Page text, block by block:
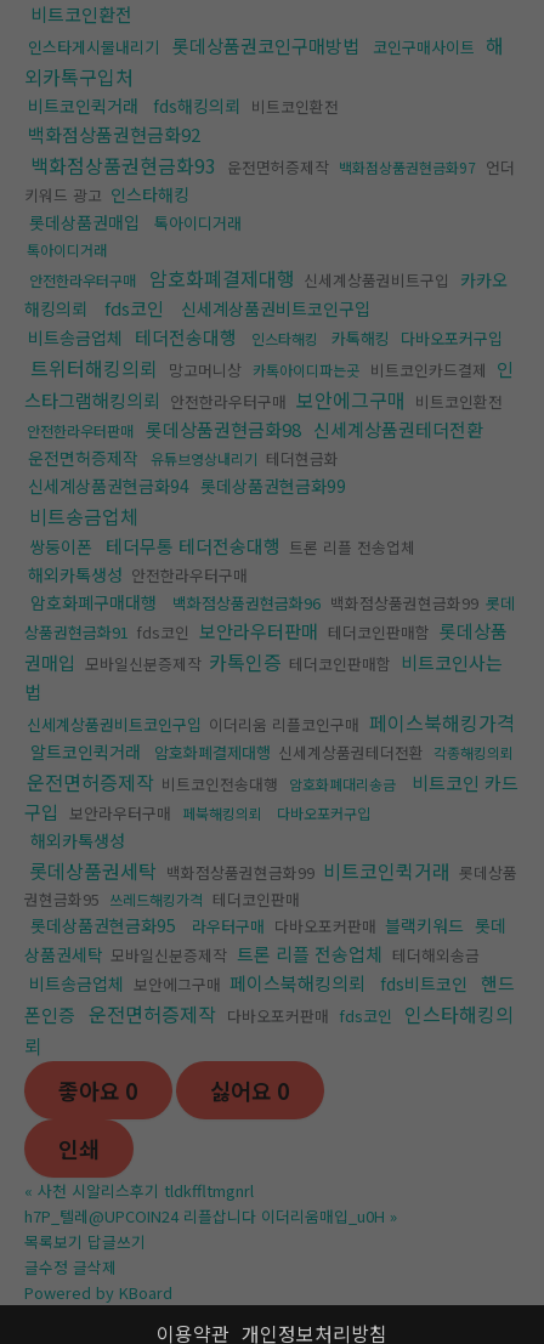
비트코인환전
인스타게시물내리기 롯데상품권코인구매방법 코인구매사이트 해
외카톡구입처
비트코인퀵거래 fds해킹의뢰 비트코인환전
백화점상품권현금화92
백화점상품권현금화93 운전면허증제작 백화점상품권현금화97 언더
키워드 광고 인스타해킹
롯데상품권매입
톡아이디거래
톡아이디거래
안전한라우터구매
암호화폐결제대행 신세계상품권비트구입
카카오
해킹의뢰
fds코인
신세계상품권비트코인구입
비트송금업체
테더전송대행 인스타해킹 카톡해킹 다바오포커구입
트위터해킹의뢰 망고머니상 카톡아이디파는곳 비트코인카드결제 인
스타그램해킹의뢰 안전한라우터구매 보안에그구매 비트코인환전
안전한라우터판매 롯데상품권현금화98 신세계상품권테더전환
운전면허증제작 유튜브영상내리기 테더현금화
신세계상품권현금화94 롯데상품권현금화99
비트송금업체
쌍둥이폰 테더무통 테더전송대행 트론 리플 전송업체
해외카톡생성 안전한라우터구매
암호화폐구매대행 백화점상품권현금화96 백화점상품권현금화99 롯데
상품권현금화91 fds코인 보안라우터판매 테더코인판매함 롯데상품
권매입 모바일신분증제작 카톡인증 테더코인판매함 비트코인사는
법
신세계상품권비트코인구입 이더리움 리플코인구매 페이스북해킹가격
알트코인퀵거래 암호화폐결제대행 신세계상품권테더전환 각종해킹의뢰
운전면허증제작 비트코인전송대행 암호화폐대리송금
비트코인 카드
구입
보안라우터구매 페북해킹의뢰 다바오포커구입
해외카톡생성
롯데상품권세탁 백화점상품권현금화99 비트코인퀵거래 롯데상품
권현금화95 쓰레드해킹가격 테더코인판매
롯데상품권현금화95 라우터구매 다바오포커판매 블랙키워드 롯데
상품권세탁 모바일신분증제작 트론 리플 전송업체 테더해외송금
비트송금업체 보안에그구매 페이스북해킹의뢰 fds비트코인
핸드
폰인증 운전면허증제작 다바오포커판매 fds코인
인스타해킹의
뢰
좋아요 0 싫어요 0
인쇄
« 사천 시알리스후기 tldkffltmgnrl
h7P_텔레@UPCOIN24 리플삽니다 이더리움매입_u0H »
목록보기 답글쓰기
글수정 글삭제
Powered by KBoard
이용약관 개인정보처리방침